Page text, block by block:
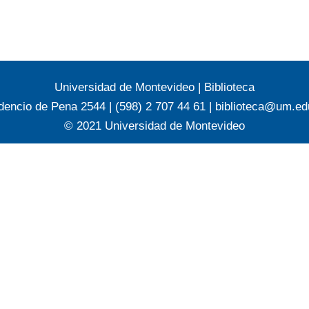
Universidad de Montevideo | Biblioteca
de Pena 2544 | (598) 2 707 44 61 |
© 2021 Universidad de Montevideo